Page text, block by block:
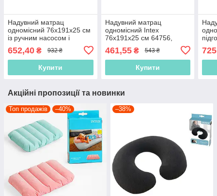
Надувний матрац
одномісний 76х191х25 см
із ручним насосом і
односпальний, велюровий
652,40 ₴ 932 ₴
Купити
Надувний матрац
одномісний Intex
76х191х25 см 64756,
односпальний, велюровий
461,55₴ 543 ₴
Купити
Акційні пропозиції та новинки
Топ продажів –40% –38%